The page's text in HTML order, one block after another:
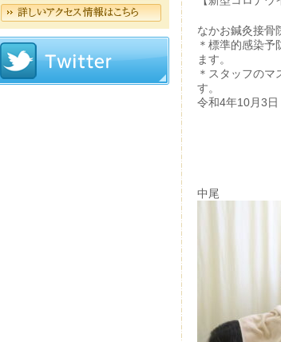
なかお鍼灸接骨
＊標準的感染
ます。
＊スタッフのマ
す。
令和4年10月3日
中尾